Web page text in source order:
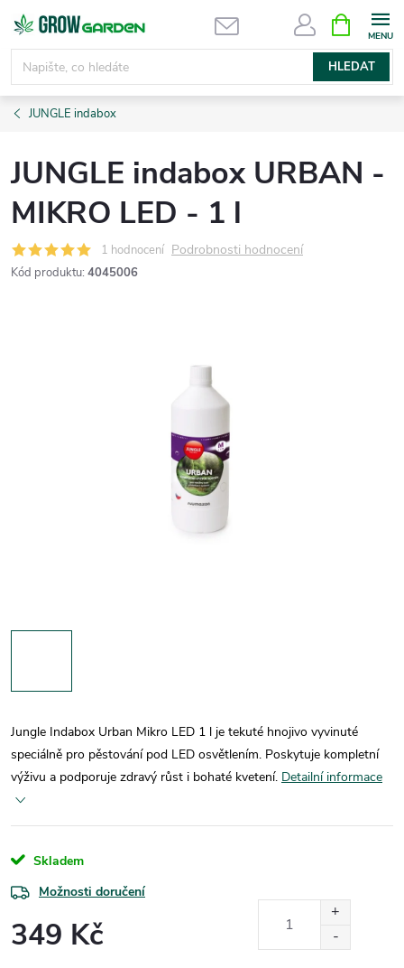
Přejít
obsah
HLEDAT
NÁKUPNÍ
KOŠÍK
JUNGLE indabox
JUNGLE indabox URBAN -
MIKRO LED - 1 l
1 hodnocení Podrobnosti hodnocení
Kód produktu: 4045006
Jungle Indabox Urban Mikro LED 1 l je tekuté hnojivo vyvinuté
speciálně pro pěstování pod LED osvětlením. Poskytuje kompletní
výživu a podporuje zdravý růst i bohaté kvetení. Detailní informace
Skladem
Možnosti doručení
349 Kč